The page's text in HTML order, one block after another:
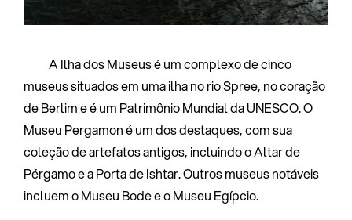
A Ilha dos Museus é um complexo de cinco
museus situados em uma ilha no rio Spree, no coração
de Berlim e é um Patrimônio Mundial da UNESCO. O
Museu Pergamon é um dos destaques, com sua
coleção de artefatos antigos, incluindo o Altar de
Pérgamo e a Porta de Ishtar. Outros museus notáveis
incluem o Museu Bode e o Museu Egípcio.